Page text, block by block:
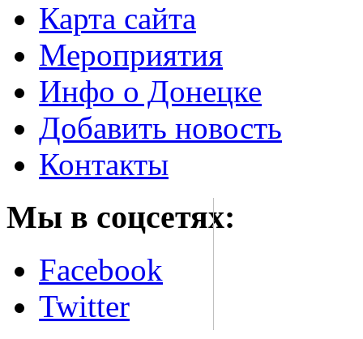
Карта сайта
Мероприятия
Инфо о Донецке
Добавить новость
Контакты
Мы в соцсетях:
Facebook
Twitter